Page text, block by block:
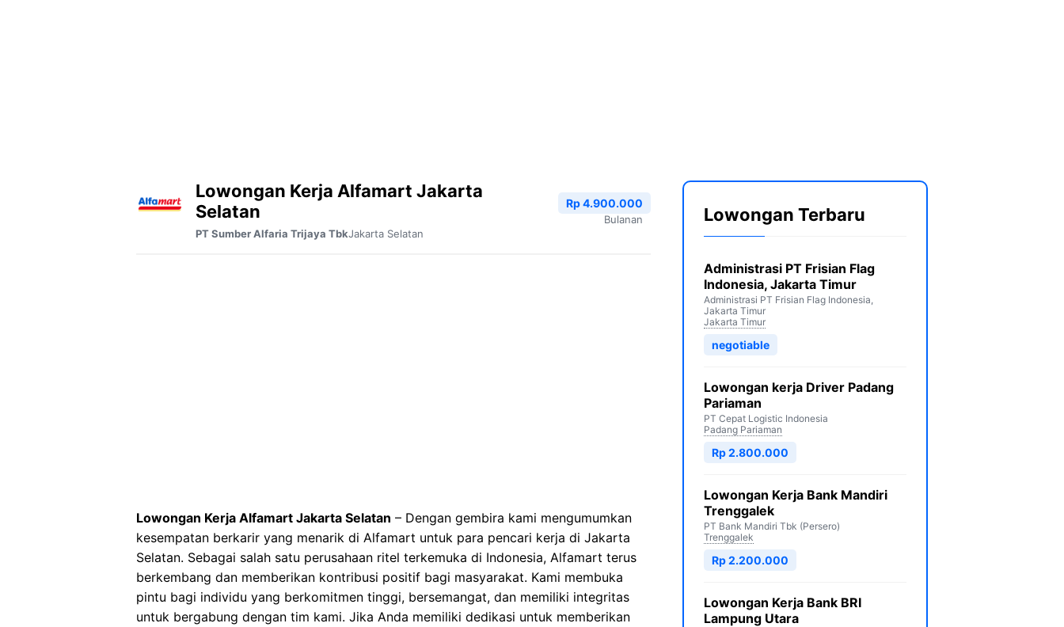
Lowongan Kerja Alfamart Jakarta
Selatan
PT Sumber Alfaria Trijaya TbkJakarta Selatan
Rp 4.900.000
Bulanan
Lowongan Kerja Alfamart Jakarta Selatan – Dengan gembira kami mengumumkan
kesempatan berkarir yang menarik di Alfamart untuk para pencari kerja di Jakarta
Selatan. Sebagai salah satu perusahaan ritel terkemuka di Indonesia, Alfamart terus
berkembang dan memberikan kontribusi positif bagi masyarakat. Kami membuka
pintu bagi individu yang berkomitmen tinggi, bersemangat, dan memiliki integritas
untuk bergabung dengan tim kami. Jika Anda memiliki dedikasi untuk memberikan
Lowongan Terbaru
Administrasi PT Frisian Flag
Indonesia, Jakarta Timur
Administrasi PT Frisian Flag Indonesia,
Jakarta Timur
Jakarta Timur
negotiable
Lowongan kerja Driver Padang
Pariaman
PT Cepat Logistic Indonesia
Padang Pariaman
Rp 2.800.000
Lowongan Kerja Bank Mandiri
Trenggalek
PT Bank Mandiri Tbk (Persero)
Trenggalek
Rp 2.200.000
Lowongan Kerja Bank BRI
Lampung Utara